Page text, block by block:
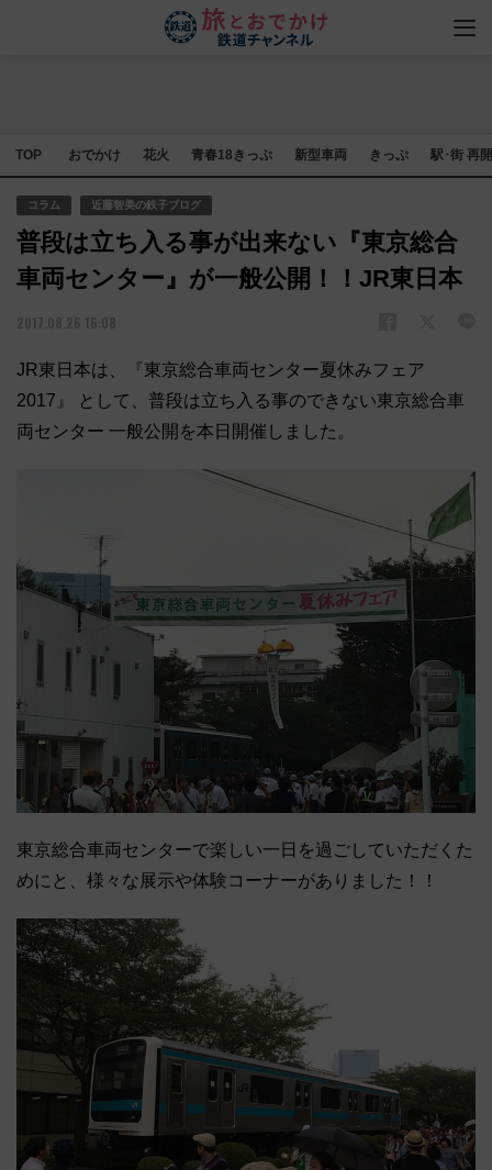
TOP おでかけ 花火 青春18きっぷ 新型車両 きっぷ 駅･街 再
コラム 近藤智美の鉄子ブログ
普段は立ち入る事が出来ない『東京総合
車両センター』が一般公開！！JR東日本
2017.08.26 16:08
JR東日本は、『東京総合車両センター夏休みフェア
2017』 として、普段は立ち入る事のできない東京総合車
両センター 一般公開を本日開催しました。
東京総合車両センターで楽しい一日を過ごしていただくた
めにと、様々な展示や体験コーナーがありました！！